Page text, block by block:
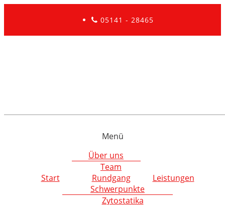
05141 - 28465
Menü
Start
Über uns
Team
Rundgang
Leistungen
Schwerpunkte
Zytostatika